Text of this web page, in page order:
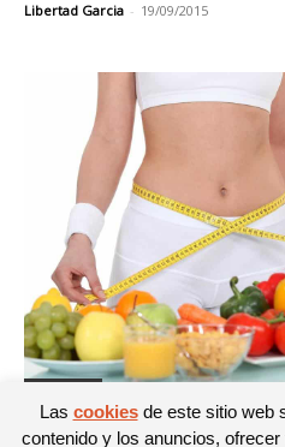
Libertad Garcia - 19/09/2015
¿Hasta dónde llegar
Las cookiesde este sitio web
contenido y los anuncios,